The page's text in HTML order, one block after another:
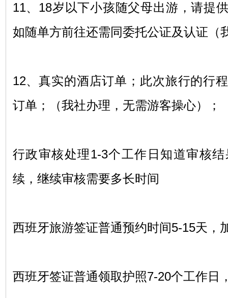
11、 18岁以下小孩随父母出游，请提
如随单方前往还需同委托公证及认证（
12、真实的酒店订单；此次旅行的行
订单；（我社办理，无需游客操心）；
行政审核处理1-3个工作日知道审核
续，继续审核需要多长时间
西班牙旅游签证普通预约时间5-15天，
西班牙签证普通领取护照7-20个工作日